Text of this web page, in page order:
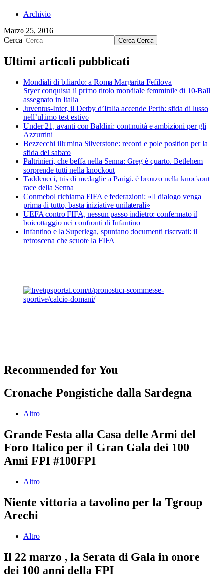
Archivio
Marzo 25, 2016
Cerca
Cerca Cerca
Ultimi articoli pubblicati
Mondiali di biliardo: a Roma Margarita Fefilova
Styer conquista il primo titolo mondiale femminile di 10-Ball
assegnato in Italia
Juventus-Inter, il Derby d’Italia accende Perth: sfida di lusso
nell’ultimo test estivo
Under 21, avanti con Baldini: continuità e ambizioni per gli
Azzurrini
Bezzecchi illumina Silverstone: record e pole position per la
sfida del sabato
Paltrinieri, che beffa nella Senna: Greg è quarto. Betlehem
sorprende tutti nella knockout
Taddeucci, tris di medaglie a Parigi: è bronzo nella knockout
race della Senna
Conmebol richiama FIFA e federazioni: «Il dialogo venga
prima di tutto, basta iniziative unilaterali»
UEFA contro FIFA, nessun passo indietro: confermato il
boicottaggio nei confronti di Infantino
Infantino e la Superlega, spuntano documenti riservati: il
retroscena che scuote la FIFA
Recommended for You
Cronache Pongistiche dalla Sardegna
Altro
Grande Festa alla Casa delle Armi del
Foro Italico per il Gran Gala dei 100
Anni FPI #100FPI
Altro
Niente vittoria a tavolino per la Tgroup
Arechi
Altro
Il 22 marzo , la Serata di Gala in onore
dei 100 anni della FPI